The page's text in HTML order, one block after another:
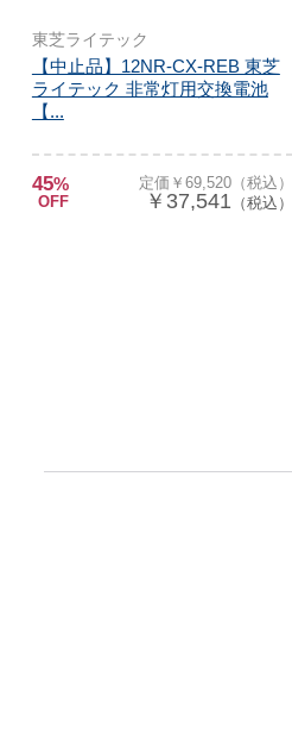
東芝ライテック
【中止品】12NR-CX-REB 東芝
ライテック 非常灯用交換電池
【...
45%
OFF
定価￥69,520（税込）
￥37,541 （税込）